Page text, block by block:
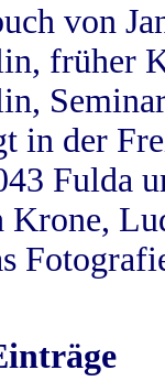
von
früher
in der
Fulda
Krone,